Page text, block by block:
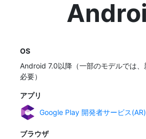
OS
Android 7.0以降（一部のモデルでは
必要）
アプリ
Google Play 開発者サービス(AR)
ブラウザ